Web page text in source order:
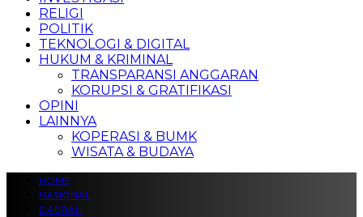
RELIGI
POLITIK
TEKNOLOGI & DIGITAL
HUKUM & KRIMINAL
TRANSPARANSI ANGGARAN
KORUPSI & GRATIFIKASI
OPINI
LAINNYA
KOPERASI & BUMK
WISATA & BUDAYA
HOME
NASIONAL
DAERAH